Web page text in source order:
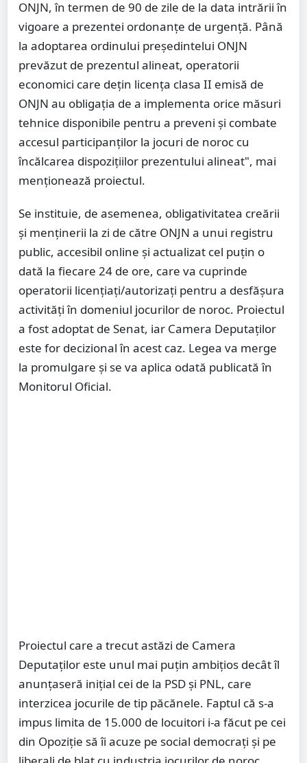
ONJN, în termen de 90 de zile de la data intrării în
vigoare a prezentei ordonanţe de urgenţă. Până
la adoptarea ordinului preşedintelui ONJN
prevăzut de prezentul alineat, operatorii
economici care deţin licenţa clasa II emisă de
ONJN au obligaţia de a implementa orice măsuri
tehnice disponibile pentru a preveni şi combate
accesul participanţilor la jocuri de noroc cu
încălcarea dispoziţiilor prezentului alineat", mai
menţionează proiectul.
Se instituie, de asemenea, obligativitatea creării
şi menţinerii la zi de către ONJN a unui registru
public, accesibil online şi actualizat cel puţin o
dată la fiecare 24 de ore, care va cuprinde
operatorii licenţiaţi/autorizaţi pentru a desfăşura
activităţi în domeniul jocurilor de noroc. Proiectul
a fost adoptat de Senat, iar Camera Deputaţilor
este for decizional în acest caz. Legea va merge
la promulgare și se va aplica odată publicată în
Monitorul Oficial.
Proiectul care a trecut astăzi de Camera
Deputaților este unul mai puțin ambițios decât îl
anunțaseră inițial cei de la PSD și PNL, care
interzicea jocurile de tip păcănele. Faptul că s-a
impus limita de 15.000 de locuitori i-a făcut pe cei
din Opoziție să îi acuze pe social democrați și pe